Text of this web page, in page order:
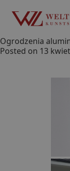
Ogrodzenia
Posted on 13